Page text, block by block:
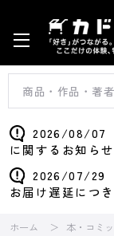
2026/08/07
に関するお知らせ
2026/07/29
お届け遅延につ
ホーム 本・コミ